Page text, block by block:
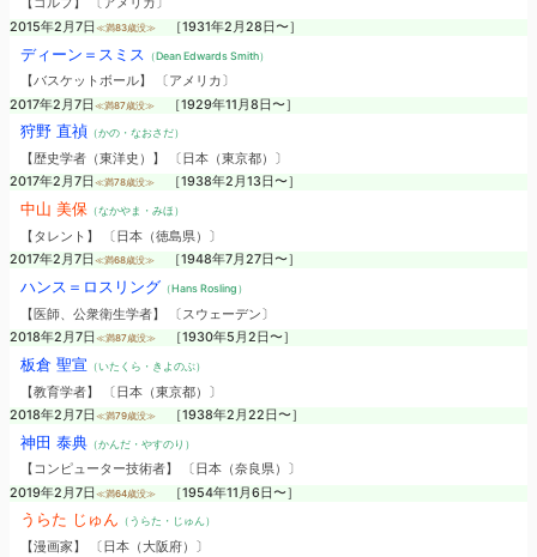
【ゴルフ】 〔アメリカ〕
2015年2月7日 ≪満83歳没≫ ［1931年2月28日〜］
ディーン＝スミス （Dean Edwards Smith）
【バスケットボール】 〔アメリカ〕
2017年2月7日 ≪満87歳没≫ ［1929年11月8日〜］
狩野 直禎 （かの・なおさだ）
【歴史学者（東洋史）】 〔日本（東京都）〕
2017年2月7日 ≪満78歳没≫ ［1938年2月13日〜］
中山 美保 （なかやま・みほ）
【タレント】 〔日本（徳島県）〕
2017年2月7日 ≪満68歳没≫ ［1948年7月27日〜］
ハンス＝ロスリング （Hans Rosling）
【医師、公衆衛生学者】 〔スウェーデン〕
2018年2月7日 ≪満87歳没≫ ［1930年5月2日〜］
板倉 聖宣 （いたくら・きよのぶ）
【教育学者】 〔日本（東京都）〕
2018年2月7日 ≪満79歳没≫ ［1938年2月22日〜］
神田 泰典（かんだ・やすのり）
【コンピューター技術者】 〔日本（奈良県）〕
2019年2月7日 ≪満64歳没≫ ［1954年11月6日〜］
うらた じゅん （うらた・じゅん）
【漫画家】 〔日本（大阪府）〕